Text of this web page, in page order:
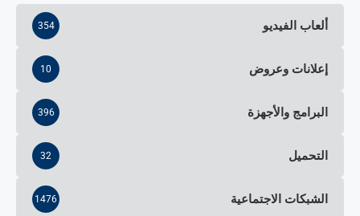
ألعاب الفيديو 354
إعلانات وعروض 10
البرامج والأجهزة 396
التحميل 32
الشبكات الاجتماعية 1476